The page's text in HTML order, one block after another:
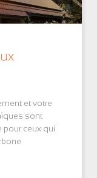
et votre
sont
pour ceux qui